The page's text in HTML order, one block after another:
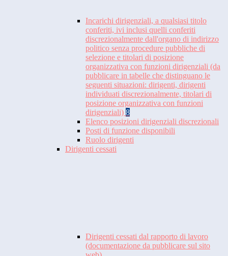
Incarichi dirigenziali, a qualsiasi titolo
conferiti, ivi inclusi quelli conferiti
discrezionalmente dall'organo di indirizzo
politico senza procedure pubbliche di
selezione e titolari di posizione
organizzativa con funzioni dirigenziali (da
pubblicare in tabelle che distinguano le
seguenti situazioni: dirigenti, dirigenti
individuati discrezionalmente, titolari di
posizione organizzativa con funzioni
dirigenziali) 8
Elenco posizioni dirigenziali discrezionali
Posti di funzione disponibili
Ruolo dirigenti
Dirigenti cessati
Dirigenti cessati dal rapporto di lavoro
(documentazione da pubblicare sul sito